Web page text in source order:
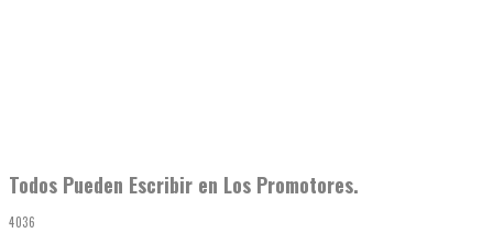
Todos Pueden Escribir en Los Promotores.
4036